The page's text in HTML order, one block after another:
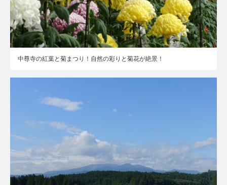
中尊寺の紅葉と菊まつり！自然の彩りと菊花が絶景！